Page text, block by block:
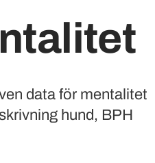
data för mentalitet
hund, BPH